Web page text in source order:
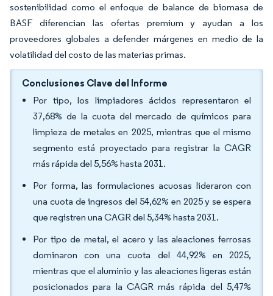
sostenibilidad como el enfoque de balance de biomasa de
BASF diferencian las ofertas premium y ayudan a los
proveedores globales a defender márgenes en medio de la
volatilidad del costo de las materias primas.
Conclusiones Clave del Informe
Por tipo, los limpiadores ácidos representaron el
37,68% de la cuota del mercado de químicos para
limpieza de metales en 2025, mientras que el mismo
segmento está proyectado para registrar la CAGR
más rápida del 5,56% hasta 2031.
Por forma, las formulaciones acuosas lideraron con
una cuota de ingresos del 54,62% en 2025 y se espera
que registren una CAGR del 5,34% hasta 2031.
Por tipo de metal, el acero y las aleaciones ferrosas
dominaron con una cuota del 44,92% en 2025,
mientras que el aluminio y las aleaciones ligeras están
posicionados para la CAGR más rápida del 5,47%